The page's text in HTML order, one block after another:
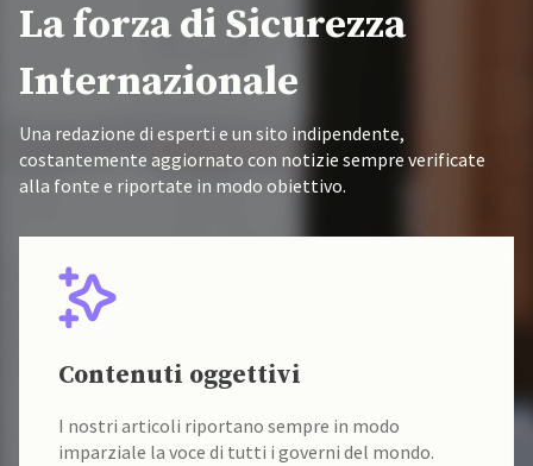
La forza di Sicurezza
Internazionale
Una redazione di esperti e un sito indipendente,
costantemente aggiornato con notizie sempre verificate
alla fonte e riportate in modo obiettivo.
Contenuti oggettivi
I nostri articoli riportano sempre in modo
imparziale la voce di tutti i governi del mondo.